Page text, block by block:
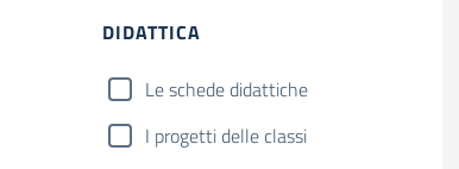
DIDATTICA
Le schede didattiche
I progetti delle classi